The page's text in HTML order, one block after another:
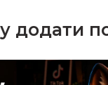
додати